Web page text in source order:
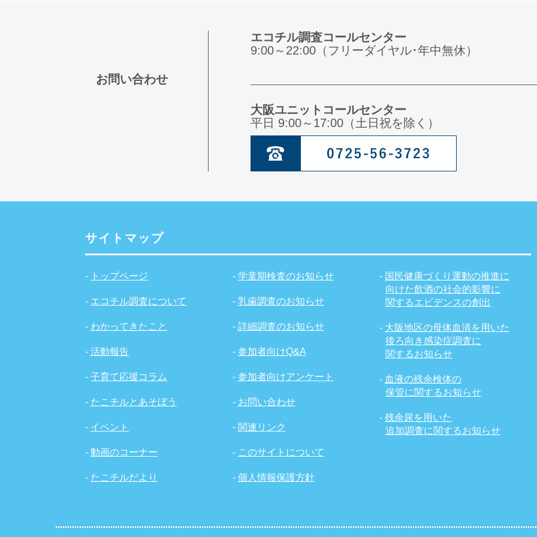
お問い合わせ
エコチル調査コールセンター
9:00～22:00（フリーダイヤル･年中無休）
大阪ユニットコールセンター
平日 9:00～17:00（土日祝を除く）
サイトマップ
- トップページ
- エコチル調査について
- わかってきたこと
- 活動報告
- 子育て応援コラム
- たこチルとあそぼう
- イベント
- 動画のコーナー
- たこチルだより
- 学童期検査のお知らせ
- 乳歯調査のお知らせ
- 詳細調査のお知らせ
- 参加者向けQ&A
- 参加者向けアンケート
- お問い合わせ
- 関連リンク
- このサイトについて
- 個人情報保護方針
- 国民健康づくり運動の推進に
向けた飲酒の社会的影響に
関するエビデンスの創出
- 大阪地区の母体血清を用いた
後ろ向き感染症調査に
関するお知らせ
- 血液の残余検体の
保管に関するお知らせ
-残余尿を用いた
追加調査に関するお知らせ